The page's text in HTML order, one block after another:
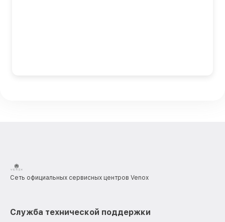
Сеть официальных сервисных центров Venox
Служба технической поддержки